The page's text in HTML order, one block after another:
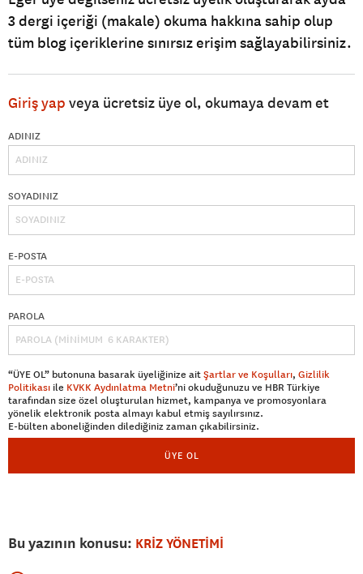
3 dergi içeriği (makale) okuma hakkına sahip olup
tüm blog içeriklerine sınırsız erişim sağlayabilirsiniz.
Giriş yap veya ücretsiz üye ol, okumaya devam et
ADINIZ
SOYADINIZ
E-POSTA
PAROLA
“ÜYE OL” butonuna basarak üyeliğinize aitŞartlar ve Koşulları, Gizlilik
Politikası ile KVKK Aydınlatma Metni’ni okuduğunuzu ve HBR Türkiye
tarafından size özel oluşturulan hizmet, kampanya ve promosyonlara
yönelik elektronik posta almayı kabul etmiş sayılırsınız.
E-bülten aboneliğinden dilediğiniz zaman çıkabilirsiniz.
ÜYE OL
Bu yazının konusu: KRİZ YÖNETİMİ